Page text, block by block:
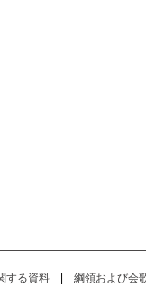
する資料| 綱領および会